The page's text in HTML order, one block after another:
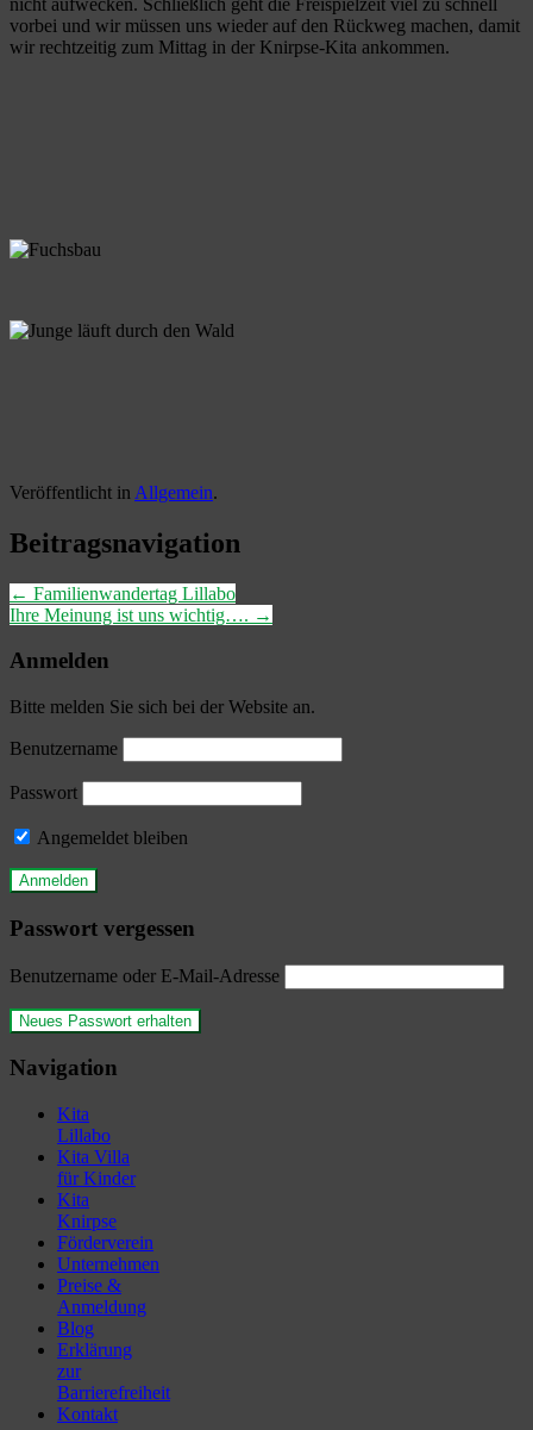
vorbei und wir müssen uns wieder auf den Rückweg machen, damit
wir rechtzeitig zum Mittag in der Knirpse-Kita ankommen.
Veröffentlicht in Allgemein.
Beitragsnavigation
← Familienwandertag Lillabo
Ihre Meinung ist uns wichtig…. →
Anmelden
Bitte melden Sie sich bei der Website an.
Benutzername
Passwort
Angemeldet bleiben
Passwort vergessen
Benutzername oder E-Mail-Adresse
Navigation
Kita
Lillabo
Kita Villa
für Kinder
Kita
Knirpse
Förderverein
Unternehmen
Preise &
Anmeldung
Blog
Erklärung
zur
Barrierefreiheit
Kontakt